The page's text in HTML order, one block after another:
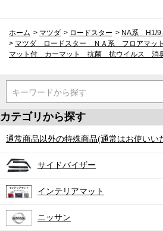
ホーム > マツダ > ロードスター > NA系 H1/9
> マツダ ロードスター ＮＡ系 フロアマッ
マット付 カーマット 抗菌 抗ウイルス 消
キーワードから探す
カテゴリから探す
通常商品以外の特殊商品(通常はお使いい
サイドバイザー
インテリアマット
ニッサン